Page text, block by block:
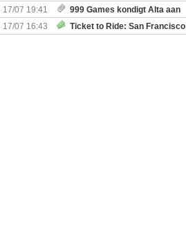
Monsterbox
17/07 19:41
999 Games kondigt Alta aan
17/07 16:43
Ticket to Ride: San Francisco